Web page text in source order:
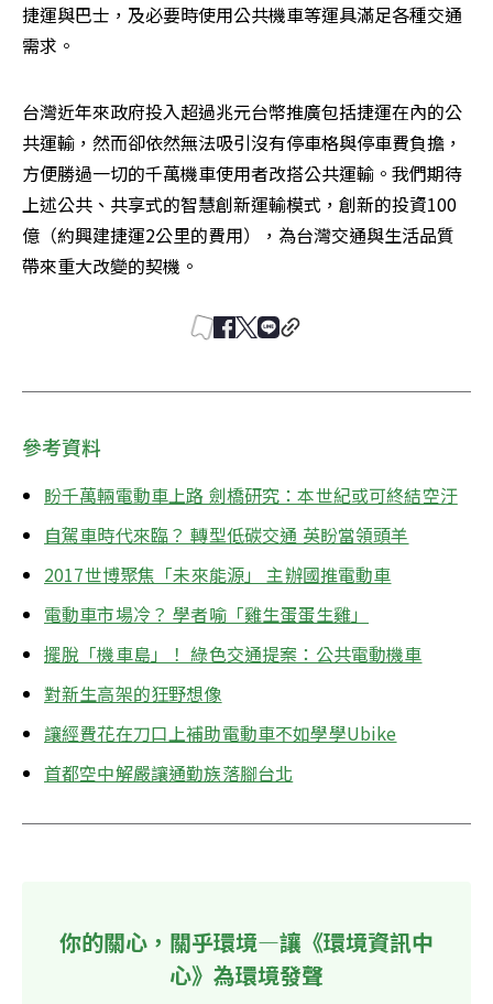
捷運與巴士，及必要時使用公共機車等運具滿足各種交通
需求。
台灣近年來政府投入超過兆元台幣推廣包括捷運在內的公
共運輸，然而卻依然無法吸引沒有停車格與停車費負擔，
方便勝過一切的千萬機車使用者改搭公共運輸。我們期待
上述公共、共享式的智慧創新運輸模式，創新的投資100
億（約興建捷運2公里的費用），為台灣交通與生活品質
帶來重大改變的契機。
參考資料
盼千萬輛電動車上路 劍橋研究：本世紀或可終結空汙
自駕車時代來臨？ 轉型低碳交通 英盼當領頭羊
2017世博聚焦「未來能源」 主辦國推電動車
電動車市場冷？ 學者喻「雞生蛋蛋生雞」
擺脫「機車島」！ 綠色交通提案：公共電動機車
對新生高架的狂野想像
讓經費花在刀口上補助電動車不如學學Ubike
首都空中解嚴讓通勤族落腳台北
你的關心，關乎環境—讓《環境資訊中
心》為環境發聲